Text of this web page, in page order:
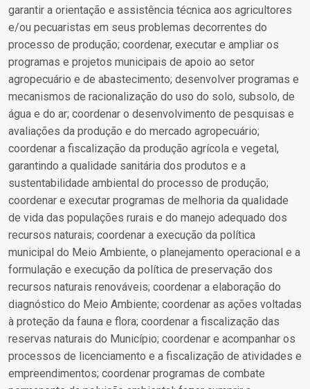
garantir a orientação e assistência técnica aos agricultores
e/ou pecuaristas em seus problemas decorrentes do
processo de produção; coordenar, executar e ampliar os
programas e projetos municipais de apoio ao setor
agropecuário e de abastecimento; desenvolver programas e
mecanismos de racionalização do uso do solo, subsolo, de
água e do ar; coordenar o desenvolvimento de pesquisas e
avaliações da produção e do mercado agropecuário;
coordenar a fiscalização da produção agrícola e vegetal,
garantindo a qualidade sanitária dos produtos e a
sustentabilidade ambiental do processo de produção;
coordenar e executar programas de melhoria da qualidade
de vida das populações rurais e do manejo adequado dos
recursos naturais; coordenar a execução da política
municipal do Meio Ambiente, o planejamento operacional e a
formulação e execução da política de preservação dos
recursos naturais renováveis; coordenar a elaboração do
diagnóstico do Meio Ambiente; coordenar as ações voltadas
à proteção da fauna e flora; coordenar a fiscalização das
reservas naturais do Município; coordenar e acompanhar os
processos de licenciamento e a fiscalização de atividades e
empreendimentos; coordenar programas de combate